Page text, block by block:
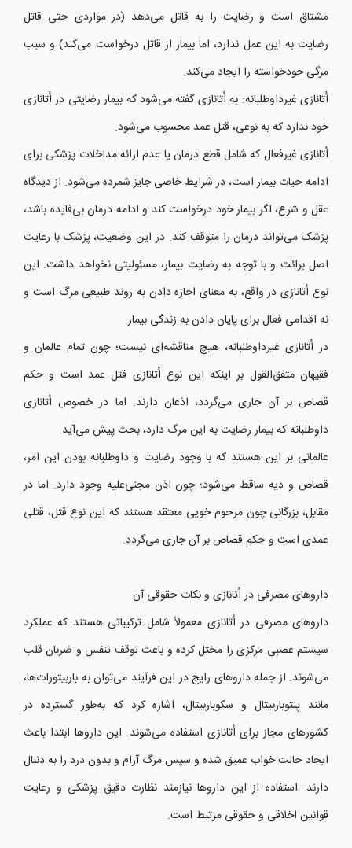
مشتاق است و رضایت را به قاتل می‌دهد (در مواردی حتی قاتل
رضایت به این عمل ندارد، اما بیمار از قاتل درخواست می‌کند) و سبب
مرگی خودخواسته را ایجاد می‌کند.
اُتانازی غیرداوطلبانه: به اُتانازی گفته می‌شود که بیمار رضایتی در اُتانازی
خود ندارد که به نوعی، قتل عمد محسوب می‌شود.
اُتانازی غیرفعال که شامل قطع درمان یا عدم ارائه مداخلات پزشکی برای
ادامه حیات بیمار است، در شرایط خاصی جایز شمرده می‌شود. از دیدگاه
عقل و شرع، اگر بیمار خود درخواست کند و ادامه درمان بی‌فایده باشد،
پزشک می‌تواند درمان را متوقف کند. در این وضعیت، پزشک با رعایت
اصل برائت و با توجه به رضایت بیمار، مسئولیتی نخواهد داشت. این
نوع اُتانازی در واقع، به معنای اجازه دادن به روند طبیعی مرگ است و
نه اقدامی فعال برای پایان دادن به زندگی بیمار.
در اُتانازی غیرداوطلبانه، هیچ مناقشه‌ای نیست؛ چون تمام عالمان و
فقیهان متفق‌القول بر اینکه این نوع اُتانازی قتل عمد است و حکم
قصاص بر آن جاری می‌گردد، اذعان دارند. اما در خصوص اُتانازی
داوطلبانه که بیمار رضایت به این مرگ دارد، بحث پیش می‌آید.
عالمانی بر این هستند که با وجود رضایت و داوطلبانه بودن این امر،
قصاص و دیه ساقط می‌شود؛ چون اذن مجنی‌علیه وجود دارد. اما در
مقابل، بزرگانی چون مرحوم خویی معتقد هستند که این نوع قتل، قتلی
عمدی است و حکم قصاص بر آن جاری می‌گردد.
داروهای مصرفی در اُتانازی و نکات حقوقی آن
داروهای مصرفی در اُتانازی معمولاً شامل ترکیباتی هستند که عملکرد
سیستم عصبی مرکزی را مختل کرده و باعث توقف تنفس و ضربان قلب
می‌شوند. از جمله داروهای رایج در این فرآیند می‌توان به باربیتورات‌ها،
مانند پنتوباربیتال و سکوباربیتال، اشاره کرد که به‌طور گسترده در
کشورهای مجاز برای اُتانازی استفاده می‌شوند. این داروها ابتدا باعث
ایجاد حالت خواب عمیق شده و سپس مرگ آرام و بدون درد را به دنبال
دارند. استفاده از این داروها نیازمند نظارت دقیق پزشکی و رعایت
قوانین اخلاقی و حقوقی مرتبط است.